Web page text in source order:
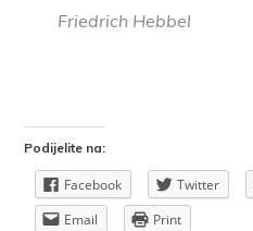
Friedrich Hebbel
Podijelite na:
Facebook Twitter
Email
Print